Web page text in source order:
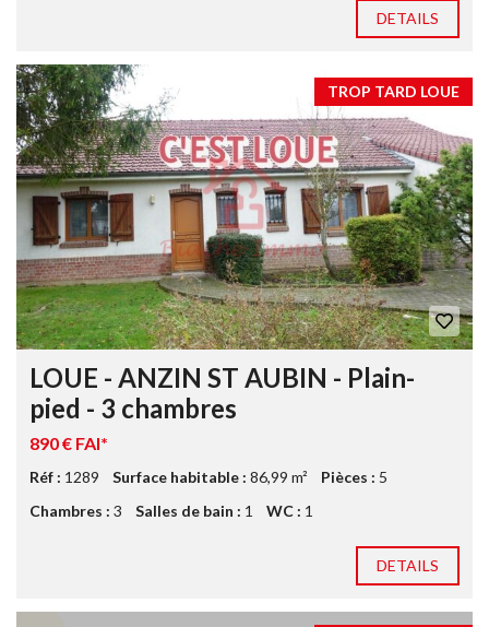
DETAILS
TROP TARD LOUE
LOUE - ANZIN ST AUBIN - Plain-
pied - 3 chambres
890 € FAI*
Réf : 1289 Surface habitable : 86,99 m² Pièces : 5
Chambres : 3 Salles de bain : 1 WC : 1
DETAILS